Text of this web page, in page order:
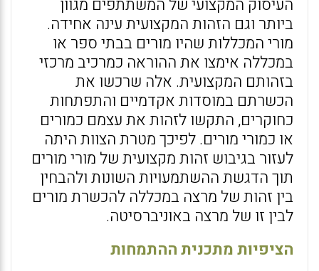
העיסוק המקצועי של המשתתפים מגוון
ביותר וגם הזהות המקצועית עינה אחידה.
מורי המכללות שהיו מורים בבתי ספר או
במכללה אימצו את ההוראה כמרכיב מרכזי
בזהותם המקצועית. אלה שרכשו את
הכשרתם במוסדות אקדמיים והתפתחות
כחוקרים, התקשו לזהות את עצמם כמורים
או כמורי מורים. לפיכך מטרת הצוות היתה
לעזור בגיבוש זהות מקצועית של מורי מורים
תוך הדגשת ההשתמעויות השונות ולהבחין
בין זהות של מרצה במכללה להכשרת מורים
לבין זו של מרצה באוניברסיטה.
הציפיות מתכנית ההתמחות